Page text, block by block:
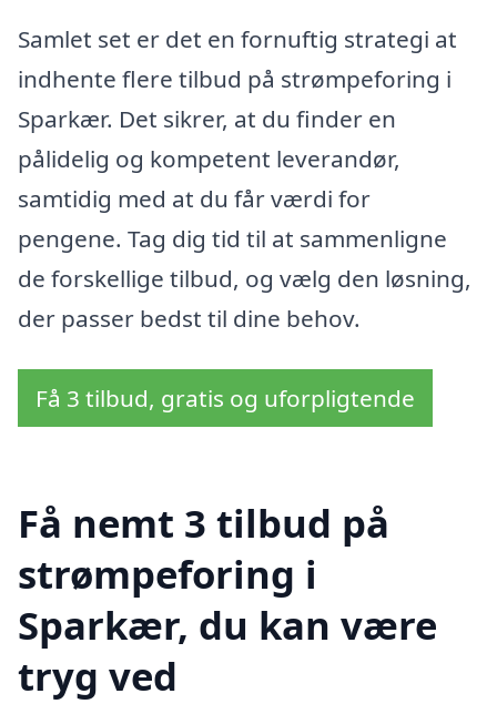
Samlet set er det en fornuftig strategi at
indhente flere tilbud på strømpeforing i
Sparkær. Det sikrer, at du finder en
pålidelig og kompetent leverandør,
samtidig med at du får værdi for
pengene. Tag dig tid til at sammenligne
de forskellige tilbud, og vælg den løsning,
der passer bedst til dine behov.
Få 3 tilbud, gratis og uforpligtende
Få nemt 3 tilbud på
strømpeforing i
Sparkær, du kan være
tryg ved